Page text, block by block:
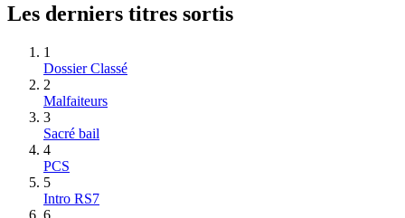
Les derniers titres sortis
1
Dossier Classé
2
Malfaiteurs
3
Sacré bail
4
PCS
5
Intro RS7
6